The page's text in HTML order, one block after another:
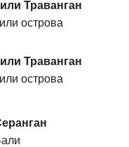
Траванган
острова
Траванган
острова